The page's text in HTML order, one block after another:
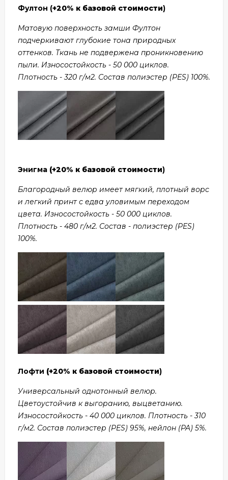
Фултон (+20% к базовой стоимости)
Матовую поверхность замши Фултон
подчеркивают глубокие тона природных
оттенков. Ткань не подвержена проникновению
пыли. Износостойкость - 50 000 циклов.
Плотность - 320 г/м2. Состав полиэстер (PES) 100%.
Энигма (+20% к базовой стоимости)
Благородный велюр имеет мягкий, плотный ворс
и легкий принт с едва уловимым переходом
цвета. Износостойкость - 50 000 циклов.
Плотность - 480 г/м2. Состав - полиэстер (PES)
100%.
Лофти (+20% к базовой стоимости)
Универсальный однотонный велюр.
Цветоустойчив к выгоранию, выцветанию.
Износостойкость - 40 000 циклов. Плотность - 310
г/м2. Состав полиэстер (PES) 95%, нейлон (PA) 5%.